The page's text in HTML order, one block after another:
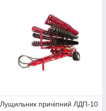
Лущильник причіпний ЛДП-10